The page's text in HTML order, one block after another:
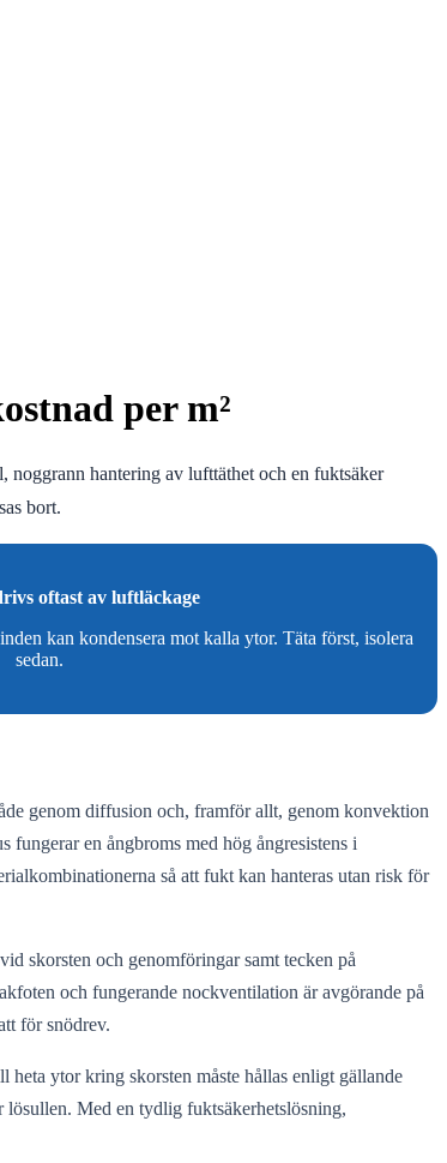
per m²
noggrann hantering av lufttäthet och en fuktsäker
bort.
oftast av luftläckage
kan kondensera mot kalla ytor. Täta först, isolera
sedan.
genom diffusion och, framför allt, genom konvektion
en ångbroms med hög ångresistens i
så att fukt kan hanteras utan risk för
skorsten och genomföringar samt tecken på
och fungerande nockventilation är avgörande på
för snödrev.
ytor kring skorsten måste hållas enligt gällande
lösullen. Med en tydlig fuktsäkerhetslösning,